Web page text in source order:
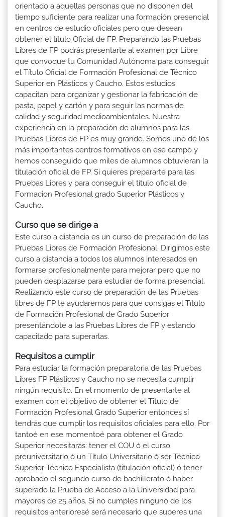
orientado a aquellas personas que no disponen del
tiempo suficiente para realizar una formación presencial
en centros de estudio oficiales pero que desean
obtener el título Oficial de FP. Preparando las Pruebas
Libres de FP podrás presentarte al examen por Libre
que convoque tu Comunidad Autónoma para conseguir
el Título Oficial de Formación Profesional de Técnico
Superior en Plásticos y Caucho. Estos estudios
capacitan para organizar y gestionar la fabricación de
pasta, papel y cartón y para seguir las normas de
calidad y seguridad medioambientales. Nuestra
experiencia en la preparación de alumnos para las
Pruebas Libres de FP es muy grande. Somos uno de los
más importantes centros formativos en ese campo y
hemos conseguido que miles de alumnos obtuvieran la
titulación oficial de FP. Si quieres prepararte para las
Pruebas Libres y para conseguir el título oficial de
Formacion Profesional grado Superior Plásticos y
Caucho.
Curso que se dirige a
Este curso a distancia es un curso de preparación de las
Pruebas Libres de Formación Profesional. Dirigimos este
curso a distancia a todos los alumnos interesados en
formarse profesionalmente para mejorar pero que no
pueden desplazarse para estudiar de forma presencial.
Realizando este curso de preparación de las Pruebas
libres de FP te ayudaremos para que consigas el Título
de Formación Profesional de Grado Superior
presentándote a las Pruebas Libres de FP y estando
capacitado para superarlas.
Requisitos a cumplir
Para estudiar la formación preparatoria de las Pruebas
Libres FP Plásticos y Caucho no se necesita cumplir
ningún requisito. En el momento de presentarte al
examen con el objetivo de obtener el Titulo de
Formación Profesional Grado Superior entonces sí
tendrás que cumplir los requisitos oficiales para ello. Por
tantoé en ese momentoé para obtener el Grado
Superior necesitarás: tener el COU ó el curso
preuniversitario ó un Título Universitario ó ser Técnico
Superior-Técnico Especialista (titulación oficial) ó tener
aprobado el segundo curso de bachillerato ó haber
superado la Prueba de Acceso a la Universidad para
mayores de 25 años. Si no cumples ninguno de los
requisitos anterioresé será necesario que superes una